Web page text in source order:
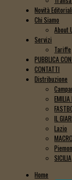
Novità Editoriali
Chi Siamo
About
Servizi
Tariffe
PUBBLICA
CONTATTI
Distribuzione
IL
Lazio
SICILIA
Home